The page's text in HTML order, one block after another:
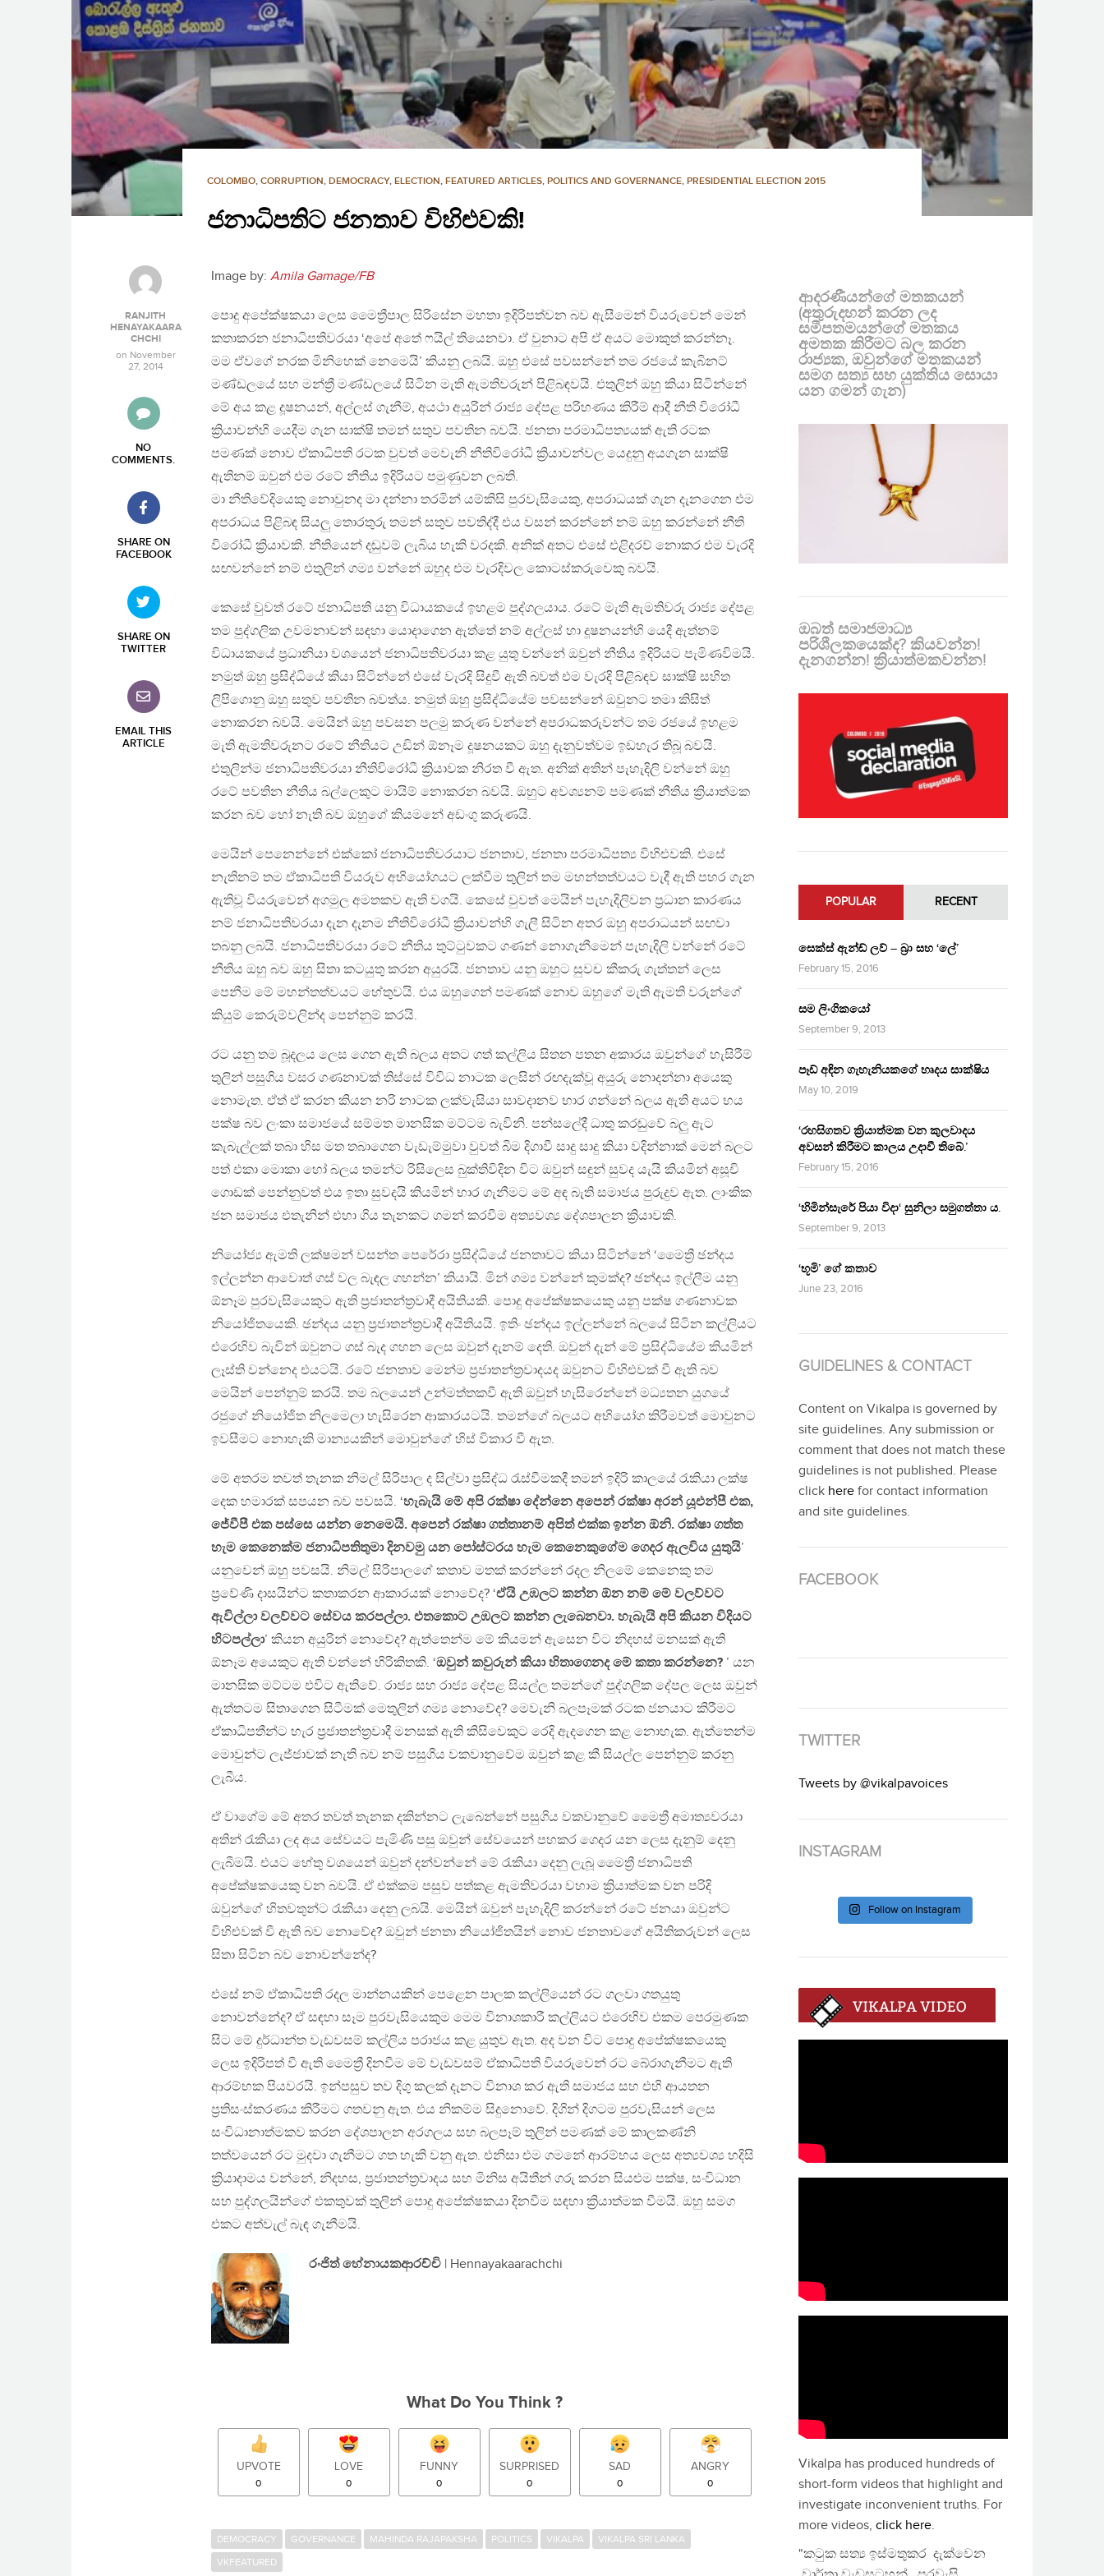
COLOMBO, CORRUPTION, DEMOCRACY, ELECTION, FEATURED ARTICLES, POLITICS AND GOVERNANCE, PRESIDENTIAL ELECTION 2015
ජනාධිපතිට ජනතාව විහිළුවකි!
RANJITH
HENAYAKAARA
CHCHI
on November
27, 2014
NO
COMMENTS.
SHARE ON
FACEBOOK
SHARE ON
TWITTER
EMAIL THIS
ARTICLE
Image by: Amila Gamage/FB
පොදු අපේක්ෂකයා ලෙස මෛත්‍රීපාල සිරිසේන මහතා ඉදිරිපත්වන බව ඇසීමෙන් වියරුවෙන් මෙන්
කතාකරන ජනාධිපතිවරයා ‘අපේ අතේ ෆයිල් තියෙනවා. ඒ වුනාට අපි ඒ අයට මොකුත් කරන්නෑ.
මම ඒවගේ නරක මිනිහෙක් නෙමෙයි’ කියනු ලබයි. ඔහු එසේ පවසන්නේ තම රජයේ කැබිනට්
මණ්ඩලයේ සහ මන්ත්‍රී මණ්ඩලයේ සිටින මැති ඇමතිවරුන් පිළිබඳවයි. එතුලින් ඔහු කියා සිටින්නේ
මේ අය කළ දූෂනයන්, අල්ලස් ගැනීම්, අයථා අයුරින් රාජ්‍ය දේපළ පරිහණය කිරීම් ආදී නීති විරෝධී
ක්‍රියාවන්හි යෙදීම ගැන සාක්ෂි තමන් සතුව පවතින බවයි. ජනතා පරමාධිපත්‍යයක් ඇති රටක
පමණක් නොව ඒකාධිපති රටක වුවත් මෙවැනි නීතිවිරෝධී ක්‍රියාවන්වල යෙදුනු අයගැන සාක්ෂි
ඇතිනම් ඔවුන් එම රටේ නීතිය ඉදිරියට පමුණුවන ලබති.
මා නීතිවේදියෙකු නොවුනද මා දන්නා තරමින් යම්කිසි පුරවැසියෙකු, අපරාධයක් ගැන දැනගෙන එම
අපරාධය පිළිබඳ සියලු තොරතුරු තමන් සතුව පවතිද්දී එය වසන් කරන්නේ නම් ඔහු කරන්නේ නීති
විරෝධී ක්‍රියාවකි. නීතියෙන් දඬුවම් ලැබිය හැකි වරදකි. අනික් අතට එසේ එළිදරව් නොකර එම වැරදි
සඟවන්නේ නම් එතුලින් ගම්‍ය වන්නේ ඔහුද එම වැරදිවල කොටස්කරුවෙකු බවයි.
කෙසේ වුවත් රටේ ජනාධිපති යනු විධායකයේ ඉහළම පුද්ගලයාය. රටේ මැති ඇමතිවරු රාජ්‍ය දේපළ
තම පුද්ගලික උවමනාවන් සඳහා යොදාගෙන ඇත්තේ නම් අල්ලස් හා දූෂනයන්හි යෙදී ඇත්නම්
විධායකයේ ප්‍රධානියා වශයෙන් ජනාධිපතිවරයා කළ යුතු වන්නේ ඔවුන් නීතිය ඉදිරියට පැමිණවිමයි.
නමුත් ඔහු ප්‍රසිද්ධියේ කියා සිටින්නේ එසේ වැරදි සිදුවී ඇති බවත් එම වැරදි පිළිබඳව සාක්ෂි සහිත
ලිපිගොනු ඔහු සතුව පවතින බවත්ය. නමුත් ඔහු ප්‍රසිද්ධියේම පවසන්නේ ඔවුනට තමා කිසිත්
නොකරන බවයි. මෙයින් ඔහු පවසන පලමු කරුණ වන්නේ අපරාධකරුවන්ට තම රජයේ ඉහළම
මැති ඇමතිවරුනට රටේ නීතියට උඩින් ඕනෑම දූෂනයකට ඔහු දැනුවත්වම ඉඩහැර තිබූ බවයි.
එතුලින්ම ජනාධිපතිවරයා නීතිවිරෝධී ක්‍රියාවක නිරත වී ඇත. අනික් අතින් පැහැදිලි වන්නේ ඔහු
රටේ පවතින නීතිය බල්ලෙකුට මායිම් නොකරන බවයි. ඔහුට අවශ්‍යනම් පමණක් නීතිය ක්‍රියාත්මක
කරන බව හෝ නැති බව ඔහුගේ කියමනේ අඩංගු කරුණයි.
මෙයින් පෙනෙන්නේ එක්කෝ ජනාධිපතිවරයාට ජනතාව, ජනතා පරමාධිපත්‍ය විහිළුවකි. එසේ
නැතිනම් තම ඒකාධිපති වියරුව අභියෝගයට ලක්වීම තුලින් තම මහන්තත්වයට වැදී ඇති පහර ගැන
ඇතිවූ වියරුවෙන් අගමුල අමතකව ඇති වගයි. කෙසේ වුවත් මෙයින් පැහැදිලිවන ප්‍රධාන කාරණය
නම් ජනාධිපතිවරයා දැන දැනම නීතිවිරෝධී ක්‍රියාවන්හි ගැලී සිටින අතර ඔහු අපරාධයන් සඟවා
තබනු ලබයි. ජනාධිපතිවරයා රටේ නීතිය තුට්ටුවකට ගණන් නොගැනීමෙන් පැහැදිලි වන්නේ රටේ
නීතිය ඔහු බව ඔහු සිතා කටයුතු කරන අයුරයි. ජනතාව යනු ඔහුට සුවච කීකරු ගැත්තන් ලෙස
පෙනීම මේ මහන්තත්වයට හේතුවයි. එය ඔහුගෙන් පමණක් නොව ඔහුගේ මැති ඇමති වරුන්ගේ
කියුම් කෙරුම්වලින්ද පෙන්නුම් කරයි.
රට යනු තම බූදලය ලෙස ගෙන ඇති බලය අතට ගත් කල්ලිය සිතන පතන අකාරය ඔවුන්ගේ හැසිරීම්
තුලින් පසුගිය වසර ගණනාවක් තිස්සේ විවිධ නාටක ලෙසින් රඟදැක්වූ අයුරු නොදන්නා අයෙකු
නොමැත. ඒත් ඒ කරන කියන නරි නාටක ලක්වැසියා සාවදානව භාර ගන්නේ බලය ඇති අයට භය
පක්ෂ බව ලංකා සමාජයේ සම්මත මානසික මට්ටම බැවිනි. පන්සලේදී ධාතු කරඬුවේ බලු ඇට
කැබැල්ලක් තබා හිස මත තබාගෙන වැඩැම්මුවා වුවත් බිම දිගාවී සාදු සාදු කියා වදින්නාක් මෙන් බලට
පත් එකා මොකා හෝ බලය තමන්ට රිසිලෙස බුක්තිවිදින විට ඔවුන් සඳුන් සුවද යැයි කියමින් අසූචි
ගොඩක් පෙන්නුවත් එය ඉතා සුවදයි කියමින් භාර ගැනීමට මේ අඳ බැති සමාජය පුරුදුව ඇත. ලාංකික
ජන සමාජය එතැනින් එහා ගිය තැනකට ගමන් කරවීම අත්‍යවශ්‍ය දේශපාලන ක්‍රියාවකි.
නියෝජ්‍ය ඇමති ලක්ෂමන් වසන්ත පෙරේරා ප්‍රසිද්ධියේ ජනතාවට කියා සිටින්නේ ‘මෛත්‍රී ඡන්දය
ඉල්ලන්න ආවොත් ගස් වල බැඳල ගහන්න’ කියායි. මින් ගම්‍ය වන්නේ කුමක්ද? ඡන්දය ඉල්ලීම යනු
ඕනෑම පුරවැසියෙකුට ඇති ප්‍රජාතන්ත්‍රවාදී අයිතියකි. පොදු අපේක්ෂකයෙකු යනු පක්ෂ ගණනාවක
නියෝජිතයෙකි. ඡන්දය යනු ප්‍රජාතන්ත්‍රවාදී අයිතියයි. ඉතිං ඡන්දය ඉල්ලන්නේ බලයේ සිටින කල්ලියට
එරෙහිව බැවින් ඔවුනට ගස් බැද ගහන ලෙස ඔවුන් දැනම් දෙති. ඔවුන් දැන් මේ ප්‍රසිද්ධියේම කියමින්
ලෑස්ති වන්නෙද එයටයි. රටේ ජනතාව මෙන්ම ප්‍රජාතන්ත්‍රවාදයද ඔවුනට විහිළුවක් වී ඇති බව
මෙයින් පෙන්නුම් කරයි. තම බලයෙන් උන්මත්තකවී ඇති ඔවුන් හැසිරෙන්නේ මධ්‍යතන යුගයේ
රජුගේ නියෝජිත නිලමෙලා හැසිරෙන ආකාරයටයි. තමන්ගේ බලයට අභියෝග කිරීමවත් මොවුනට
ඉවසීමට නොහැකි මාන්‍යයකින් මොවුන්ගේ හිස් විකාර වී ඇත.
මේ අතරම තවත් තැනක නිමල් සිරිපාල ද සිල්වා ප්‍රසිද්ධ රැස්වීමකදී තමන් ඉදිරි කාලයේ රැකියා ලක්ෂ
දෙක හමාරක් සපයන බව පවසයි. ‘හැබැයි මේ අපි රක්ෂා දේන්නෙ අපෙන් රක්ෂා අරන් යූඑන්පී එක,
ජේවීපී එක පස්සෙ යන්න නෙමෙයි. අපෙන් රක්ෂා ගත්තානම් අපිත් එක්ක ඉන්න ඕනි. රක්ෂා ගත්ත
හැම කෙනෙක්ම ජනාධිපතිතුමා දිනවමු යන පෝස්ටරය හැම කෙනෙකුගේම ගෙදර ඇලවිය යුතුයි’
යනුවෙන් ඔහු පවසයි. නිමල් සිරිපාලගේ කතාව මතක් කරන්නේ රදල නිලමේ කෙනෙකු තම
ප්‍රවේණි දාසයින්ට කතාකරන ආකාරයක් නොවේද? ‘ඒයි උඹලට කන්න ඕන නම් මේ වලව්වට
ඇවිල්ලා වලව්වට සේවය කරපල්ලා. එතකොට උඹලට කන්න ලැබෙනවා. හැබැයි අපි කියන විදියට
හිටපල්ලා’ කියන අයුරින් නොවේද? ඇත්තෙන්ම මේ කියමන් ඇසෙන විට නිදහස් මනසක් ඇති
ඕනෑම අයෙකුට ඇති වන්නේ හිරිකිතකි. ‘ඔවුන් කවුරුන් කියා හිතාගෙනද මේ කතා කරන්නෙ? ’ යන
මානසික මට්ටම එවිට ඇතිවේ. රාජ්‍ය සහ රාජ්‍ය දේපළ සියල්ල තමන්ගේ පුද්ගලික දේපල ලෙස ඔවුන්
ඇත්තටම සිතාගෙන සිටීමක් මෙතුලින් ගම්‍ය නොවේද? මෙවැනි බලපෑමක් රටක ජනයාට කිරීමට
ඒකාධිපතීන්ට හැර ප්‍රජාතන්ත්‍රවාදී මනසක් ඇති කිසිවෙකුට රෙදි ඇදගෙන කළ නොහැක. ඇත්තෙන්ම
මොවුන්ට ලැජ්ජාවක් නැති බව නම් පසුගිය වකවානුවේම ඔවුන් කළ කී සියල්ල පෙන්නුම් කරනු
ලැබීය.
ඒ වාගේම මේ අතර තවත් තැනක දකින්නට ලැබෙන්නේ පසුගිය වකවානුවේ මෛත්‍රී අමාත්‍යවරයා
අතින් රැකියා ලද අය සේවයට පැමිණි පසු ඔවුන් සේවයෙන් පහකර ගෙදර යන ලෙස දැනුම් දෙනු
ලැබීමයි. එයට හේතු වශයෙන් ඔවුන් දන්වන්නේ මේ රැකියා දෙනු ලැබූ මෛත්‍රී ජනාධිපති
අපේක්ෂකයෙකු වන බවයි. ඒ එක්කම පසුව පත්කළ ඇමතිවරයා වහාම ක්‍රියාත්මක වන පරිදි
ඔවුන්ගේ හිතවතුන්ට රැකියා දෙනු ලබයි. මෙයින් ඔවුන් පැහැදිලි කරන්නේ රටේ ජනයා ඔවුන්ට
විහිළුවක් වී ඇති බව නොවේද? ඔවුන් ජනතා නියෝජිතයින් නොව ජනතාවගේ අයිතිකරුවන් ලෙස
සිතා සිටින බව නොවන්නේද?
එසේ නම් ඒකාධිපති රදල මාන්නයකින් පෙළෙන පාලක කල්ලියෙන් රට ගලවා ගතයුතු
නොවන්නේද? ඒ සඳහා සෑම පුරවැසියෙකුම මෙම විනාශකාරී කල්ලියට එරෙහිව එකම පෙරමුණක
සිට මේ දුර්ධාන්ත වැඩවසම් කල්ලිය පරාජය කළ යුතුව ඇත. අද වන විට පොදු අපේක්ෂකයෙකු
ලෙස ඉදිරිපත් වී ඇති මෛත්‍රී දිනවීම මේ වැඩවසම් ඒකාධිපති වියරුවෙන් රට බේරාගැනීමට ඇති
ආරම්භක පියවරයි. ඉන්පසුව තව දිගු කලක් දැනට විනාශ කර ඇති සමාජය සහ එහි ආයතන
ප්‍රතිසංස්කරණය කිරීමට ගතවනු ඇත. එය නිකම්ම සිදුනොවේ. දිගින් දිගටම පුරවැසියන් ලෙස
සංවිධානාත්මකව කරන දේශපාලන අරගලය සහ බලපෑම් තුලින් පමණක් මේ කාලකණ්නි
තත්වයෙන් රට මුදවා ගැනීමට ගත හැකි වනු ඇත. එනිසා එම ගමනේ ආරම්භය ලෙස අත්‍යවශ්‍ය හදිසි
ක්‍රියාදාමය වන්නේ, නිදහස, ප්‍රජාතන්ත්‍රවාදය සහ මිනිස අයිතීන් ගරු කරන සියළුම පක්ෂ, සංවිධාන
සහ පුද්ගලයින්ගේ එකතුවක් තුලින් පොදු අපේක්ෂකයා දිනවීම සඳහා ක්‍රියාත්මක වීමයි. ඔහු සමග
එකට අත්වැල් බැඳ ගැනීමයි.
රංජිත් හේනායකආරච්චි | Hennayakaarachchi
What Do You Think ?
UPVOTE
0
LOVE
0
FUNNY
0
SURPRISED
0
SAD
0
ANGRY
0
DEMOCRACY GOVERNANCE MAHINDA RAJAPAKSHA POLITICS VIKALPA
VIKALPA SRI LANKA
VKFEATURED
ආදරණීයන්ගේ මතකයන්
(අතුරුදහන් කරන ලද
සමීපතමයන්ගේ මතකය
අමතක කිරීමට බල කරන
රාජ්‍යක, ඔවුන්ගේ මතකයන්
සමග සත්‍ය සහ යුක්තිය සොයා
යන ගමන් ගැන)
ඔබත් සමාජමාධ්‍ය
පරිශීලකයෙක්ද? කියවන්න!
දැනගන්න! ක්‍රියාත්මකවන්න!
POPULAR RECENT
සෙක්ස් ඇන්ඩ් ලව් – බ්‍රා සහ ‘ලේ’
February 15, 2016
සම ලිංගිකයෝ
September 9, 2013
පෑඩ් අඳින ගැහැනියකගේ හෘදය සාක්ෂිය
May 10, 2019
‘රහසිගතව ක්‍රියාත්මක වන කුලවාදය
අවසන් කිරීමට කාලය උදාවී තිබේ.’
February 15, 2016
‘හිමින්සැරේ පියා විදා‘ සුනිලා සමුගත්තා ය.
September 9, 2013
‘භූමි’ ගේ කතාව
June 23, 2016
GUIDELINES & CONTACT
Content on Vikalpa is governed by
site guidelines. Any submission or
comment that does not match these
guidelines is not published. Please
click here for contact information
and site guidelines.
FACEBOOK
TWITTER
Tweets by @vikalpavoices
INSTAGRAM
Follow on Instagram
Vikalpa has produced hundreds of
short-form videos that highlight and
investigate inconvenient truths. For
more videos, click here.
"කටුක සත්‍ය ඉස්මතුකර දැක්වෙන